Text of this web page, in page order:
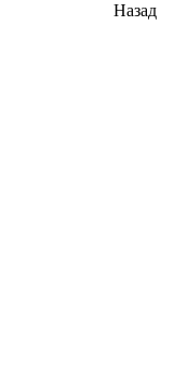
Назад